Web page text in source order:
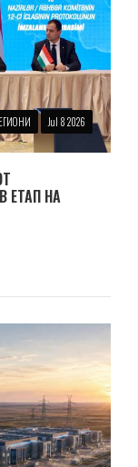
Jul 8 2026
ЕТАП НА